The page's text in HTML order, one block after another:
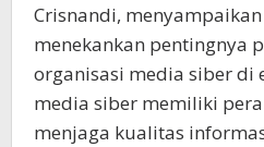
Crisnandi,
menekankan pentingnya
organisasi media siber di
media siber memiliki
menjaga kualitas